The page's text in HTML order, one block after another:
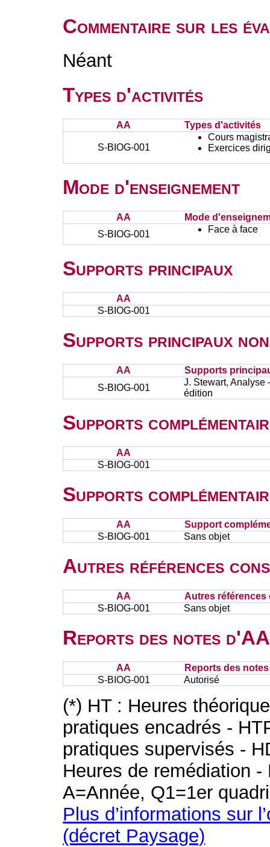
Commentaire sur les
Néant
Types d'activités
AA Types d'activités
S-BIOG-001
Cours
Exercices
Mode d'enseignement
AA
Mode
S-BIOG-001
Face à face
Supports principaux
AA
S-BIOG-001
Supports principaux
AA
Supports
S-BIOG-001
J. Stewart, Analyse
édition
Supports
AA
S-BIOG-001
Supports
AA
Support
S-BIOG-001
Sans objet
Autres références
AA
Autres références
S-BIOG-001
Sans objet
Reports des notes
AA
Reports des
S-BIOG-001
Autorisé
(*) HT : Heures
pratiques encadrés -
pratiques supervisés -
Heures de remédiation
A=Année, Q1=1er
Plus d’informations sur
(décret Paysage)